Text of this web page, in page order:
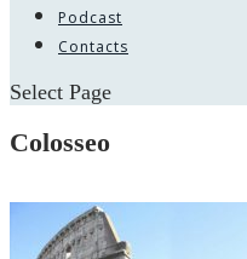
Podcast
Contacts
Select Page
Colosseo